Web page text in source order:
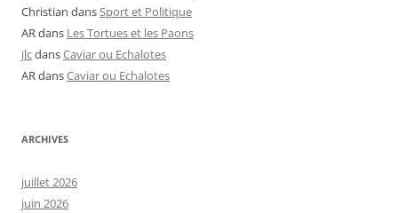
Christian dansSport et Politique
ARdans Les Tortues et les Paons
jlcdansCaviar ou Echalotes
ARdansCaviar ou Echalotes
ARCHIVES
juillet 2026
juin 2026